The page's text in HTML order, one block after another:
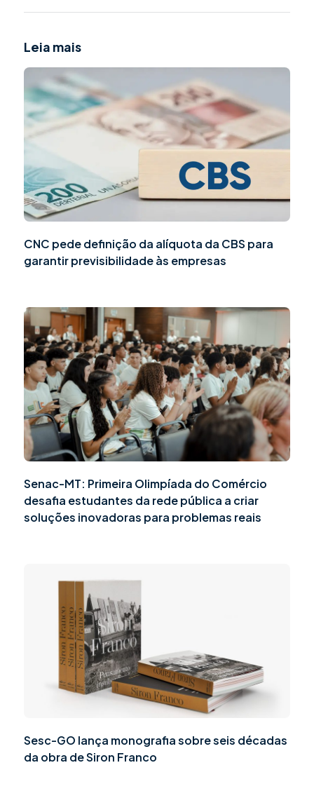
Leia mais
CNC pede definição da alíquota da CBS para
garantir previsibilidade às empresas
Senac-MT: Primeira Olimpíada do Comércio
desafia estudantes da rede pública a criar
soluções inovadoras para problemas reais
Sesc-GO lança monografia sobre seis décadas
da obra de Siron Franco